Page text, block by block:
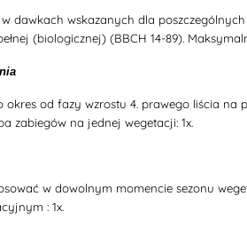
dawkach wskazanych dla
(biologicznej) (BBCH 14-89).
okres od fazy wzrostu 4. prawego liścia na
zabiegów na jednej wegetacji: 1x.
w dowolnym momencie sezonu
: 1x.